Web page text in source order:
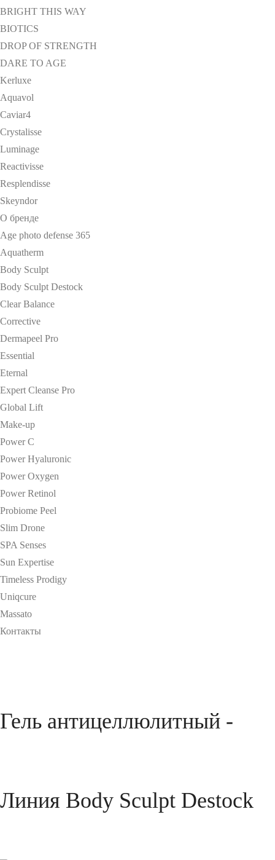
BRIGHT THIS WAY
BIOTICS
DROP OF STRENGTH
DARE TO AGE
Kerluxe
Aquavol
Caviar4
Crystalisse
Luminage
Reactivisse
Resplendisse
Skeyndor
О бренде
Age photo defense 365
Aquatherm
Body Sculpt
Body Sculpt Destock
Clear Balance
Corrective
Dermapeel Pro
Essential
Eternal
Expert Cleanse Pro
Global Lift
Make-up
Power C
Power Hyaluronic
Power Oxygen
Power Retinol
Probiome Peel
Slim Drone
SPA Senses
Sun Expertise
Timeless Prodigy
Uniqcure
Massato
Контакты
Гель антицеллюлитный -
Линия Body Sculpt Destock